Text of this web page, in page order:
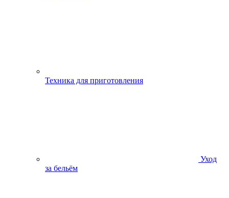
Техника для приготовления
Уход
за бельём